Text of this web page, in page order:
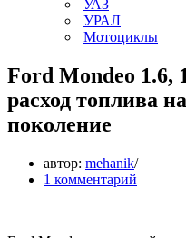
УАЗ
УРАЛ
Мотоциклы
Ford Mondeo 1.6,
расход топлива
поколение
автор: mehanik
1 комментарий